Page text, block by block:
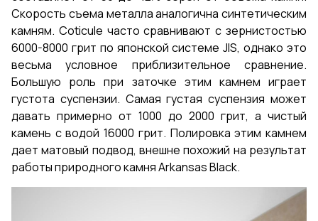
Скорость съема металла аналогична синтетическим
камням. Coticule часто сравнивают с зернистостью
6000-8000 грит по японской системе JIS, однако это
весьма условное приблизительное сравнение.
Большую роль при заточке этим камнем играет
густота суспензии. Самая густая суспензия может
давать примерно от 1000 до 2000 грит, а чистый
камень с водой 16000 грит. Полировка этим камнем
дает матовый подвод, внешне похожий на результат
работы природного камня Arkansas Black.